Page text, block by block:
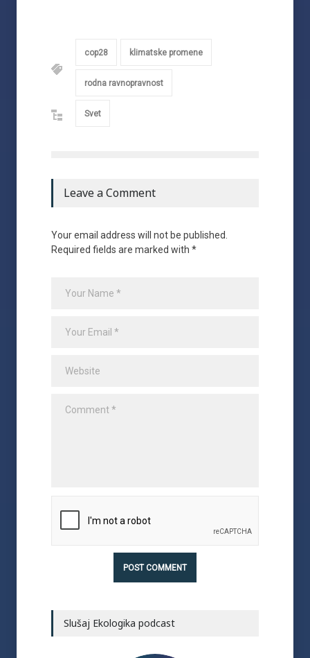
cop28 klimatske promene
rodna ravnopravnost
Svet
Leave a Comment
Your email address will not be published.
Required fields are marked with *
Slušaj Ekologika podcast